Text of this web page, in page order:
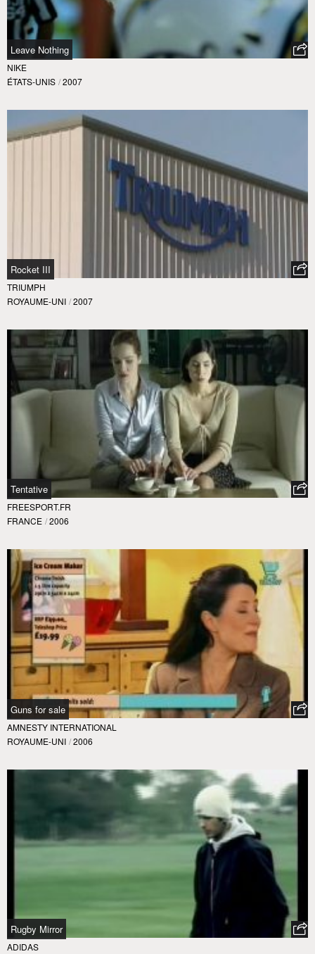
Leave Nothing
NIKE
ÉTATS-UNIS / 2007
Rocket III
TRIUMPH
ROYAUME-UNI / 2007
Tentative
FREESPORT.FR
FRANCE / 2006
Guns for sale
AMNESTY INTERNATIONAL
ROYAUME-UNI / 2006
Rugby Mirror
ADIDAS